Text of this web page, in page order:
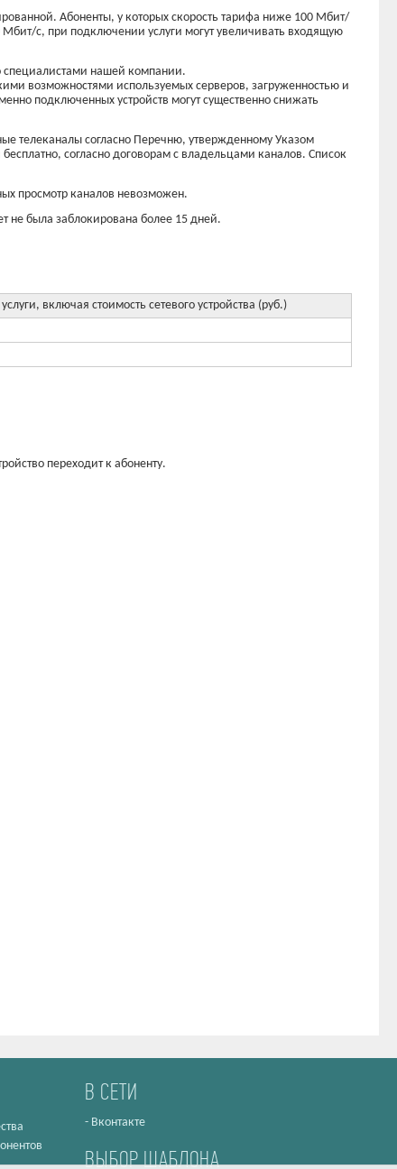
Абоненты, у которых скорость тарифа ниже 100 Мбит/
с, при подключении услуги могут увеличивать входящую
специалистами нашей компании.
возможностями используемых серверов, загруженностью и
подключенных устройств могут существенно снижать
телеканалы согласно Перечню, утвержденному Указом
согласно договорам с владельцами каналов. Список
просмотр каналов невозможен.
не была заблокирована более 15 дней.
включая стоимость сетевого устройства (руб.)
переходит к абоненту.
В СЕТИ
- Вконтакте
ВЫБОР ШАБЛОНА